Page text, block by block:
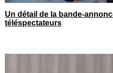
Un détail de la bande-
téléspectateurs